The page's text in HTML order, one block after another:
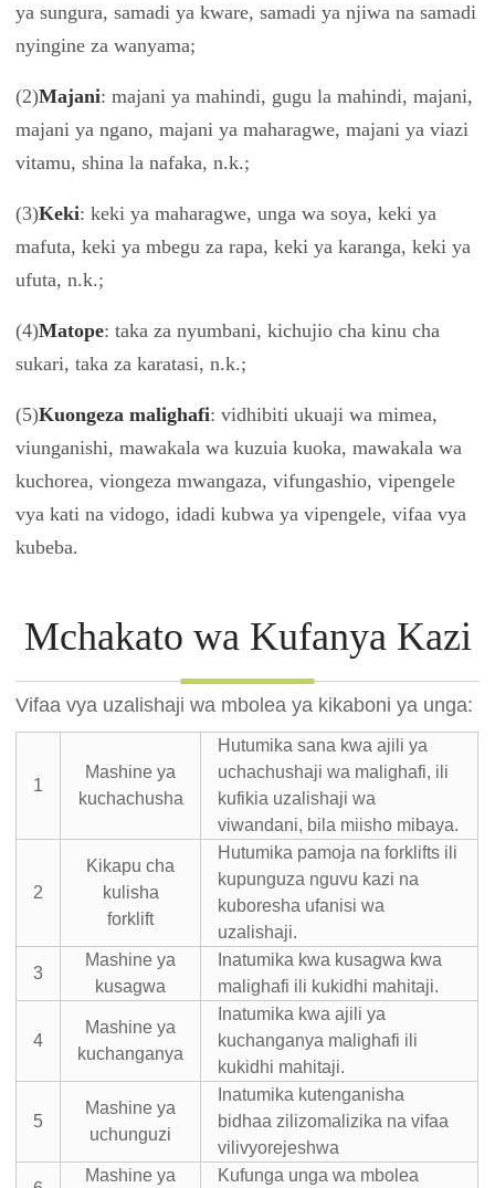
ya sungura, samadi ya kware, samadi ya njiwa na samadi
nyingine za wanyama;
(2)Majani: majani ya mahindi, gugu la mahindi, majani,
majani ya ngano, majani ya maharagwe, majani ya viazi
vitamu, shina la nafaka, n.k.;
(3)Keki: keki ya maharagwe, unga wa soya, keki ya
mafuta, keki ya mbegu za rapa, keki ya karanga, keki ya
ufuta, n.k.;
(4)Matope: taka za nyumbani, kichujio cha kinu cha
sukari, taka za karatasi, n.k.;
(5)Kuongeza malighafi: vidhibiti ukuaji wa mimea,
viunganishi, mawakala wa kuzuia kuoka, mawakala wa
kuchorea, viongeza mwangaza, vifungashio, vipengele
vya kati na vidogo, idadi kubwa ya vipengele, vifaa vya
kubeba.
Mchakato wa Kufanya Kazi
Vifaa vya uzalishaji wa mbolea ya kikaboni ya unga:
1
Mashine ya
kuchachusha
Hutumika sana kwa ajili ya
uchachushaji wa malighafi, ili
kufikia uzalishaji wa
viwandani, bila miisho mibaya.
2
Kikapu cha
kulisha
forklift
Hutumika pamoja na forklifts ili
kupunguza nguvu kazi na
kuboresha ufanisi wa
uzalishaji.
3
Mashine ya
kusagwa
Inatumika kwa kusagwa kwa
malighafi ili kukidhi mahitaji.
4
Mashine ya
kuchanganya
Inatumika kwa ajili ya
kuchanganya malighafi ili
kukidhi mahitaji.
5
Mashine ya
uchunguzi
Inatumika kutenganisha
bidhaa zilizomalizika na vifaa
vilivyorejeshwa
Mashine ya Kufunga unga wa mbolea